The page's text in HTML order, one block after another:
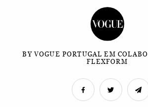
BY VOGUE PORTUGAL EM
FLEXFORM